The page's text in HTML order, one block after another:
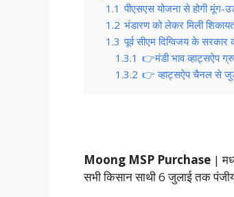
1.1 पीएसएस योजना से होगी मूंग-
1.2 भंडारण को लेकर मिली
1.3 पूर्व सीएम दिग्विजय के सरकार
1.3.1 👉मंडी भाव व्हाट्सऐप
1.3.2 👉 व्हाट्सऐप चैनल से
Moong MSP Purchase |
सभी किसान साथी 6 जुलाई तक